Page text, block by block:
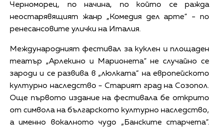
Черноморец, по начина, по който се ражда
неостарявящият жанр „Комедия дел арте“ - по
ренесансовите улички на Италия.
Международният фестивал за куклен и площаден
театър „Арлекино и Марионета“ не случайно се
зароди и се развива в „люлката“ на европейското
културно наследство - Старият град на Созопол.
Още първото издание на фестивала бе открито
от символа на българското културно наследство,
а именно вокалното чудо „Банските старчета“.